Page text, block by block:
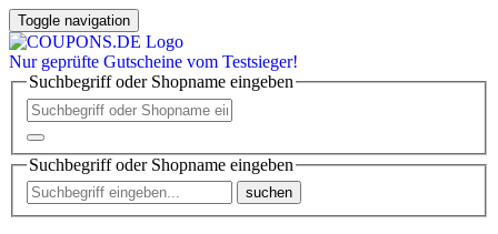
Toggle navigation
Nur geprüfte Gutscheine vom Testsieger!
Suchbegriff oder Shopname eingeben
Suchbegriff oder Shopname eingeben
suchen